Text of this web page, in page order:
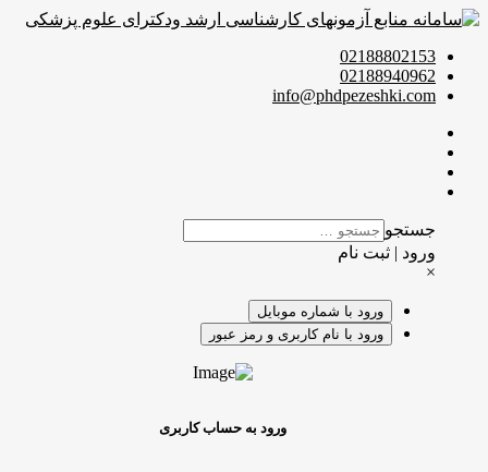
02188802153
02188940962
info@phdpezeshki.com
جستجو
ورود | ثبت نام
×
ورود با شماره موبایل
ورود با نام کاربری و رمز عبور
ورود به حساب کاربری